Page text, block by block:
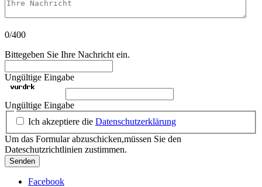
0/400
Bittegeben Sie Ihre Nachricht ein.
Ungültige Eingabe
Ungültige Eingabe
Ich akzeptiere die Datenschutzerklärung
Um das Formular abzuschicken,müssen Sie den
Dateschutzrichtlinien zustimmen.
Senden
Facebook